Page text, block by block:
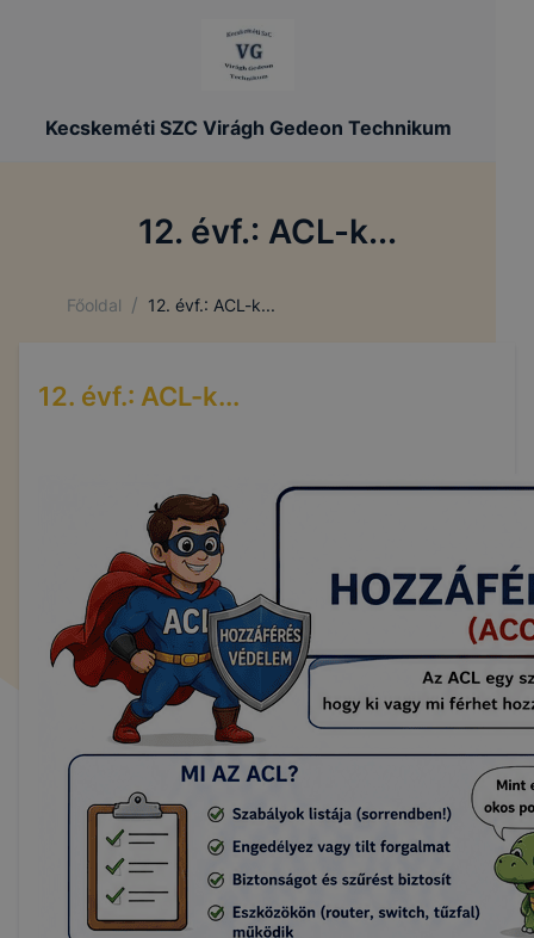
Kecskeméti SZC Virágh Gedeon Technikum
12. évf.: ACL-k...
Főoldal / 12. évf.: ACL-k...
12. évf.: ACL-k...